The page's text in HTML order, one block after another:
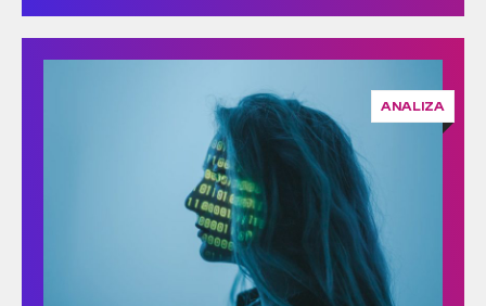
ANALIZA